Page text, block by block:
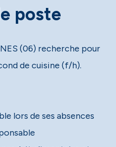
poste
(06) recherche pour
de cuisine (f/h).
lors de ses absences